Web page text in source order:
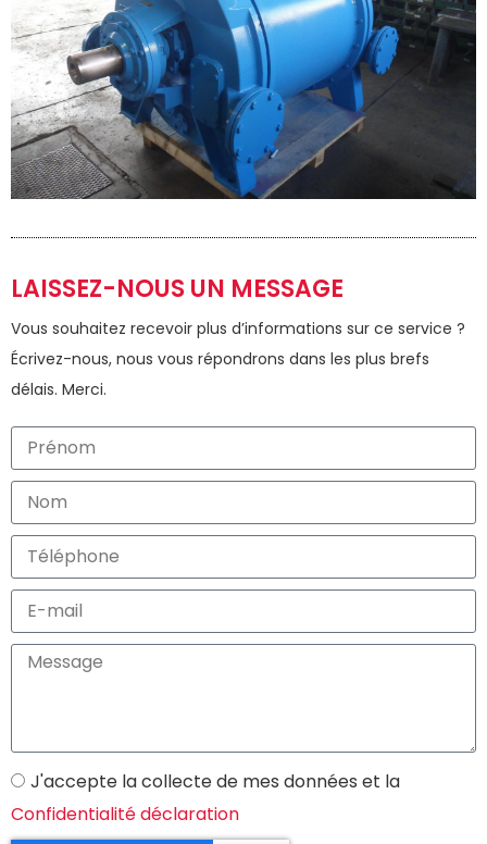
LAISSEZ-NOUS UN MESSAGE
Vous souhaitez recevoir plus d’informations sur ce service ?
Écrivez-nous, nous vous répondrons dans les plus brefs
délais. Merci.
J'accepte la collecte de mes données et la
Confidentialité déclaration